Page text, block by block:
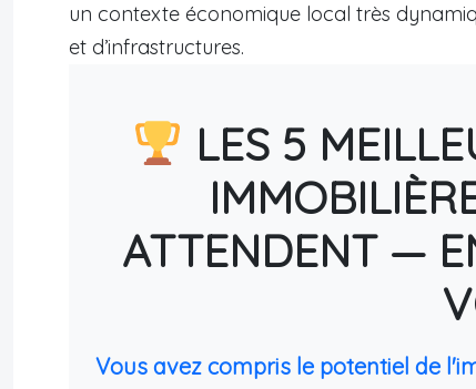
un contexte économique local très
et d’infrastructures.
LES 5
ATTENDENT —
Vous avez compris le potentiel de